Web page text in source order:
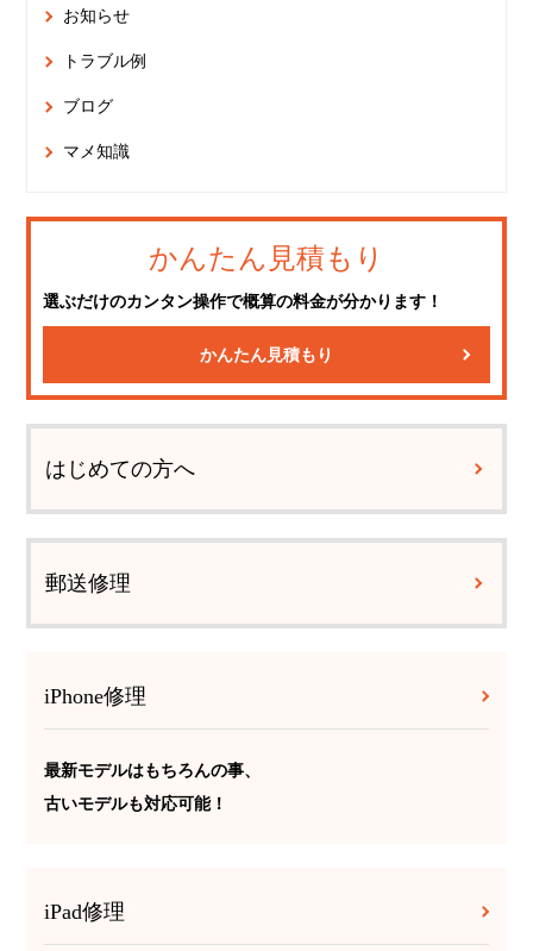
お知らせ
トラブル例
ブログ
マメ知識
かんたん見積もり
選ぶだけのカンタン操作で概算の料金が分かります！
かんたん見積もり
はじめての方へ
郵送修理
iPhone修理
最新モデルはもちろんの事、
古いモデルも対応可能！
iPad修理